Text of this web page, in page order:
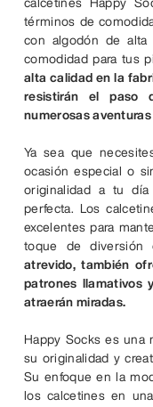
calcetines Happy
términos de
con algodón de alta
comodidad para tus
alta calidad en la
resistirán el paso
numerosas
Ya sea que
ocasión especial o
originalidad a tu
perfecta. Los
excelentes para
toque de
atrevido, también
patrones llamativos
atraerán miradas.
Happy Socks es una
su originalidad y
Su enfoque en la
los calcetines en